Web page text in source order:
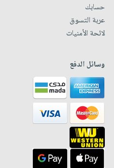
حسابك
عربة التسوق
لائحة الأمنيات
وسائل الدفع